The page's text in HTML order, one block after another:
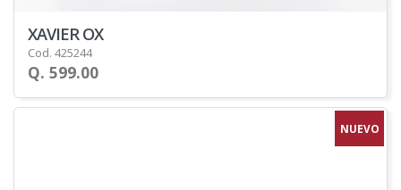
XAVIER OX
Cod. 425244
Q. 599.00
NUEVO